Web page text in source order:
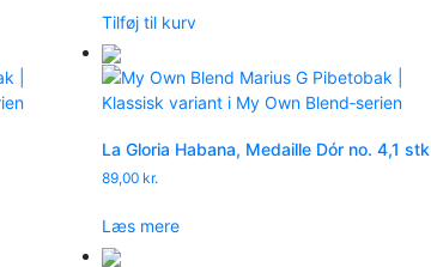
Tilføj til kurv
La Gloria Habana, Medaille Dór no. 4,1 stk
89,00 kr.
Læs mere